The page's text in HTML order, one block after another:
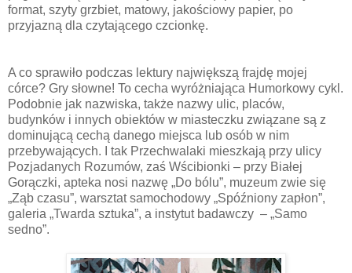
format, szyty grzbiet, matowy, jakościowy papier, po
przyjazną dla czytającego czcionkę.
A co sprawiło podczas lektury największą frajdę mojej
córce? Gry słowne! To cecha wyróżniająca Humorkowy cykl.
Podobnie jak nazwiska, także nazwy ulic, placów,
budynków i innych obiektów w miasteczku związane są z
dominującą cechą danego miejsca lub osób w nim
przebywających. I tak Przechwalaki mieszkają przy ulicy
Pozjadanych Rozumów, zaś Wścibionki – przy Białej
Gorączki, apteka nosi nazwę „Do bólu”, muzeum zwie się
„Ząb czasu”, warsztat samochodowy „Spóźniony zapłon”,
galeria „Twarda sztuka”, a instytut badawczy – „Samo
sedno”.